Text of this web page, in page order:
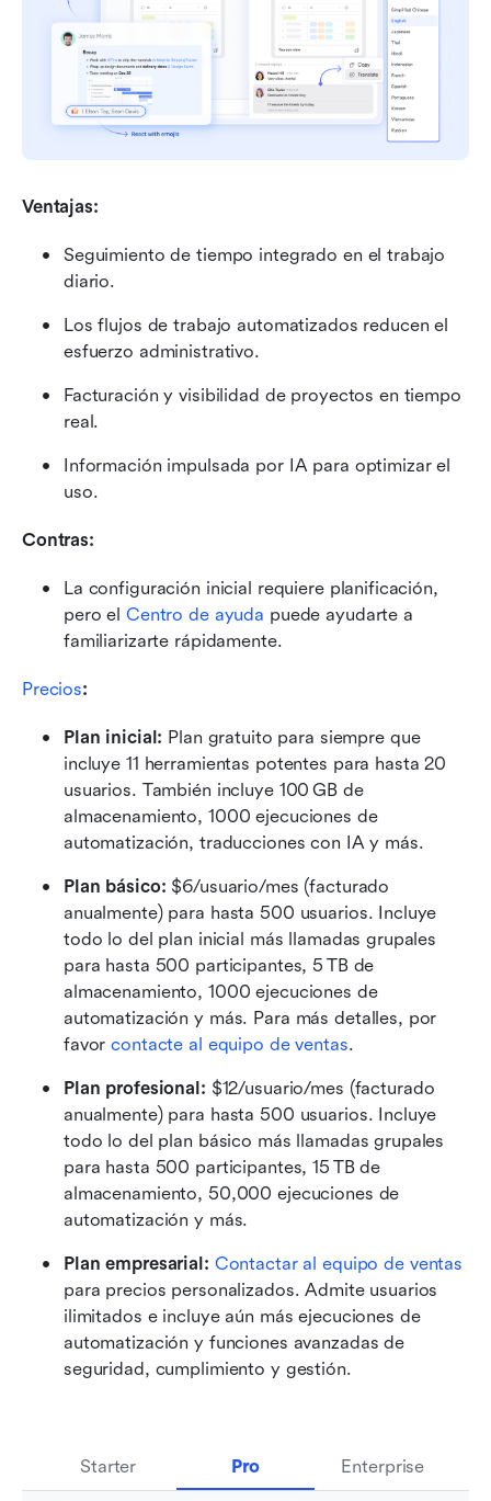
Ventajas:
Seguimiento de tiempo integrado en el trabajo
diario.
Los flujos de trabajo automatizados reducen el
esfuerzo administrativo.
Facturación y visibilidad de proyectos en tiempo
real.
Información impulsada por IA para optimizar el
uso.
Contras:
La configuración inicial requiere planificación,
pero el Centro de ayuda puede ayudarte a
familiarizarte rápidamente.
Precios:
Plan inicial: Plan gratuito para siempre que
incluye 11 herramientas potentes para hasta 20
usuarios. También incluye 100 GB de
almacenamiento, 1000 ejecuciones de
automatización, traducciones con IA y más.
Plan básico: $6/usuario/mes (facturado
anualmente) para hasta 500 usuarios. Incluye
todo lo del plan inicial más llamadas grupales
para hasta 500 participantes, 5 TB de
almacenamiento, 1000 ejecuciones de
automatización y más. Para más detalles, por
favor contacte al equipo de ventas.
Plan profesional: $12/usuario/mes (facturado
anualmente) para hasta 500 usuarios. Incluye
todo lo del plan básico más llamadas grupales
para hasta 500 participantes, 15 TB de
almacenamiento, 50,000 ejecuciones de
automatización y más.
Plan empresarial: Contactar al equipo de ventas
para precios personalizados. Admite usuarios
ilimitados e incluye aún más ejecuciones de
automatización y funciones avanzadas de
seguridad, cumplimiento y gestión.
Starter Pro Enterprise